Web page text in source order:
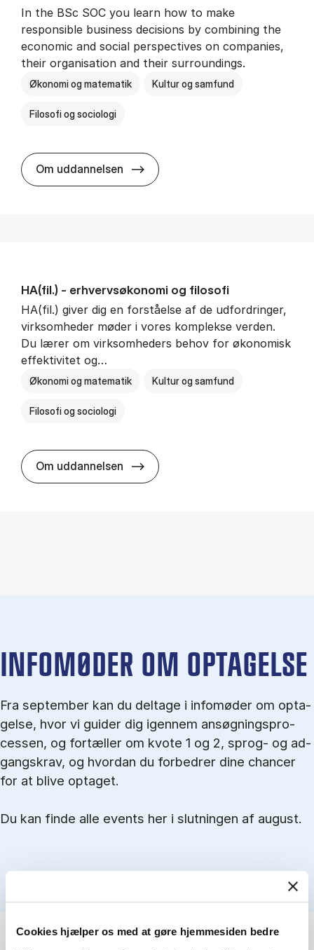
Cookies hjælper os med at gøre hjemmesiden bedre
In the BSc SOC you learn how to make
responsible business decisions by combining the
economic and social perspectives on companies,
their organisation and their surroundings.
Økonomi og matematik Kultur og samfund
Filosofi og sociologi
Om uddannelsen BSc in Busi­ness Ad­min­is­tra­tion
HA(fil.) - erhvervs­økonomi og fi­lo­so­fi
HA(fil.) giver dig en forståelse af de udfordringer,
virksomheder møder i vores komplekse verden.
Du lærer om virksomheders behov for økonomisk
effektivitet og…
Økonomi og matematik Kultur og samfund
Filosofi og sociologi
Om uddannelsen HA(fil.) - erhvervs­økonomi og
IN­FO­MØ­DER OM OP­TA­GEL­SE
Fra september kan du del­tage i in­fo­mø­der om op­ta­
gel­se, hvor vi gu­i­der dig igen­nem an­søg­nings­pro­
ces­sen, og for­tæl­ler om kvo­te 1 og 2, sprog- og ad­
gangs­krav, og hvordan du forbedrer dine chancer
for at blive optaget.
Du kan finde alle events her i slutningen af august.